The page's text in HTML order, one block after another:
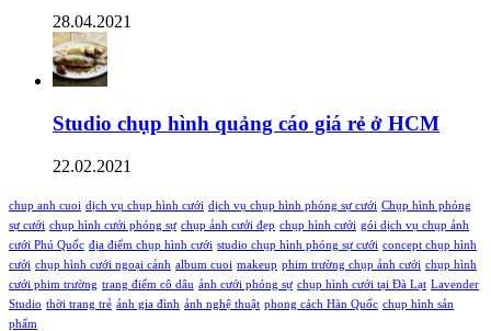
28.04.2021
Studio chụp hình quảng cáo giá rẻ ở HCM
22.02.2021
chup anh cuoi dịch vụ chụp hình cưới dịch vụ chụp hình phóng sự cưới Chụp hình phóng
sự cưới chụp hình cưới phóng sự chụp ảnh cưới đẹp chụp hình cưới gói dịch vụ chụp ảnh
cưới Phú Quốc địa điểm chụp hình cưới studio chụp hình phóng sự cưới concept chụp hình
cưới chụp hình cưới ngoại cảnh album cuoi makeup phim trường chụp ảnh cưới chụp hình
cưới phim trường trang điểm cô dâu ảnh cưới phóng sự chụp hình cưới tại Đà Lạt Lavender
Studio thời trang trẻ ảnh gia đình ảnh nghệ thuật phong cách Hàn Quốc chụp hình sản
phẩm